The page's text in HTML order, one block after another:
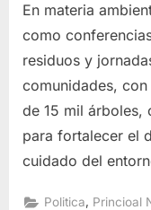
En materia
como
residuos y
comunidades,
de 15 mil árboles,
para fortalecer el
cuidado del
Politica, Princioal